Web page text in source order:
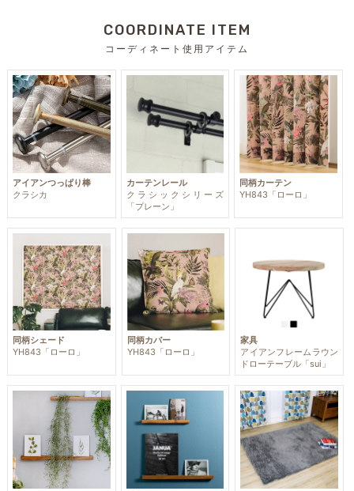
COORDINATE ITEM
コーディネート使用アイテム
アイアンつっぱり棒
クラシカ
カーテンレール
クラシックシリーズ
「プレーン」
同柄カーテン
YH843「ローロ」
同柄シェード
YH843「ローロ」
同柄カバー
YH843「ローロ」
家具
アイアンフレームラウン
ドローテーブル「sui」